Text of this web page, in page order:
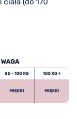
(do 170